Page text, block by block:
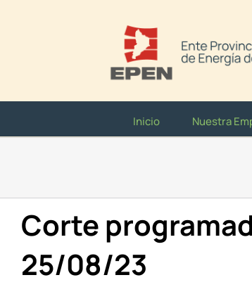
Inicio Nuestra
Corte
25/08/23